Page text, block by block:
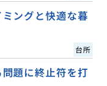
ングと快適な暮
台所
題に終止符を打